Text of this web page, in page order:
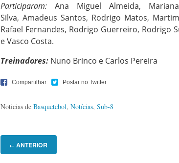
Participaram: Ana Miguel Almeida,
Silva, Amadeus Santos, Rodrigo Matos,
Rafael Fernandes, Rodrigo Guerreiro, Rodrigo
e Vasco Costa.
Treinadores:Nuno Brinco e Carlos Pereira
Noticias de Basquetebol, Notícias, Sub-8
← ANTERIOR